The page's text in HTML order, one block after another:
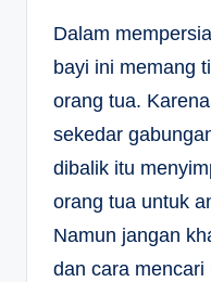
Dalam
bayi ini memang
orang tua.
sekedar
dibalik itu
orang tua untuk
Namun jangan
dan cara